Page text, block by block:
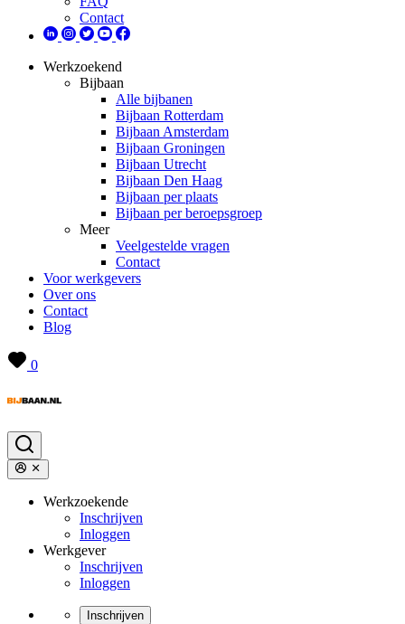
Contact
Werkzoekend
Bijbaan
Alle bijbanen
Bijbaan Rotterdam
Bijbaan Amsterdam
Bijbaan Groningen
Bijbaan Utrecht
Bijbaan Den Haag
Bijbaan per plaats
Bijbaan per beroepsgroep
Meer
Veelgestelde vragen
Contact
Voor werkgevers
Over ons
Contact
Blog
0
Werkzoekende
Inschrijven
Inloggen
Werkgever
Inschrijven
Inloggen
Inschrijven